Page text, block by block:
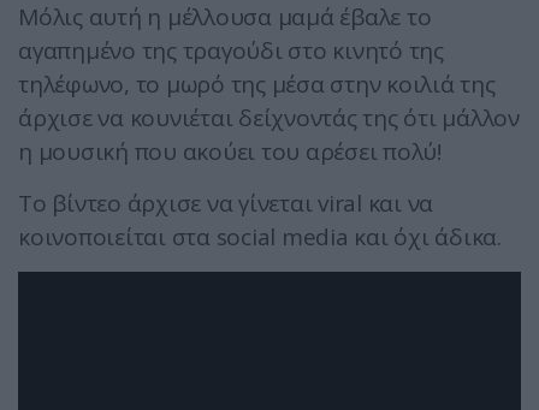
Μόλις αυτή η μέλλουσα μαμά έβαλε το
αγαπημένο της τραγούδι στο κινητό της
τηλέφωνο, το μωρό της μέσα στην κοιλιά της
άρχισε να κουνιέται δείχνοντάς της ότι μάλλον
η μουσική που ακούει του αρέσει πολύ!
Το βίντεο άρχισε να γίνεται viral και να
κοινοποιείται στα social media και όχι άδικα.